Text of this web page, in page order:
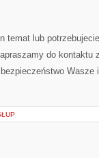
temat lub
do kontaktu
Wasze